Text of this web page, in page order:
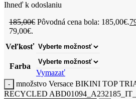
Ihneď k odoslaniu
185,00€ Pôvodná cena bola: 185,00€.
79,00€.
Veľkosť
Farba
Vymazať
množstvo Versace BIKINI TOP
RECYCLED